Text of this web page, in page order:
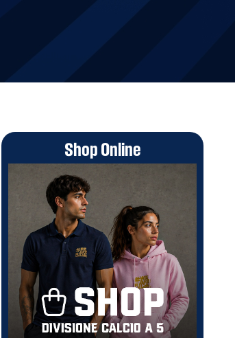
Shop Online